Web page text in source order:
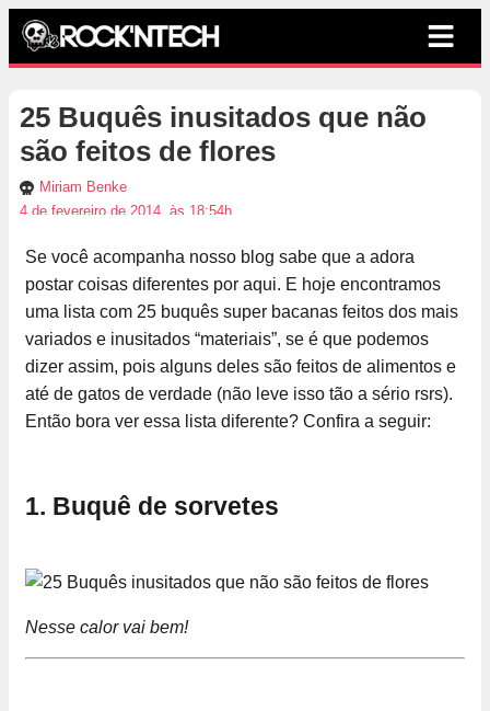
25 Buquês inusitados que não
são feitos de flores
Miriam Benke
4 de fevereiro de 2014, às 18:54h
Se você acompanha nosso blog sabe que a adora
postar coisas diferentes por aqui. E hoje encontramos
uma lista com 25 buquês super bacanas feitos dos mais
variados e inusitados “materiais”, se é que podemos
dizer assim, pois alguns deles são feitos de alimentos e
até de gatos de verdade (não leve isso tão a sério rsrs).
Então bora ver essa lista diferente? Confira a seguir:
1. Buquê de sorvetes
Nesse calor vai bem!